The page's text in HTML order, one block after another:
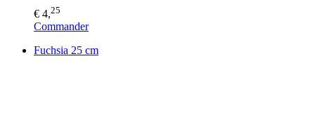
€ 4,25
Commander
Fuchsia 25 cm